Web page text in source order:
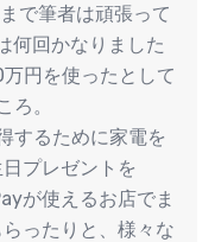
で筆者は頑張って
何回かなりました
円を使ったとして
ろ。
するために家電を
プレゼントを
が使えるお店でま
ったりと、様々な